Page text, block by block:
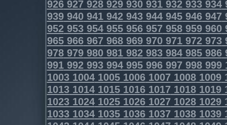
926927928929930931932933934
939940941942943944945946947
952953954955956957958959960
965966967968969970971972973
978979980981982983984985986
991992993994995996997998999
1003100410051006100710081009
1013101410151016101710181019
1023102410251026102710281029
1033103410351036103710381039